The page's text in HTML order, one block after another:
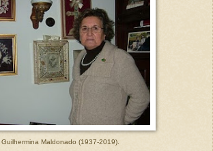
Guilhermina Maldonado (1937-2019).